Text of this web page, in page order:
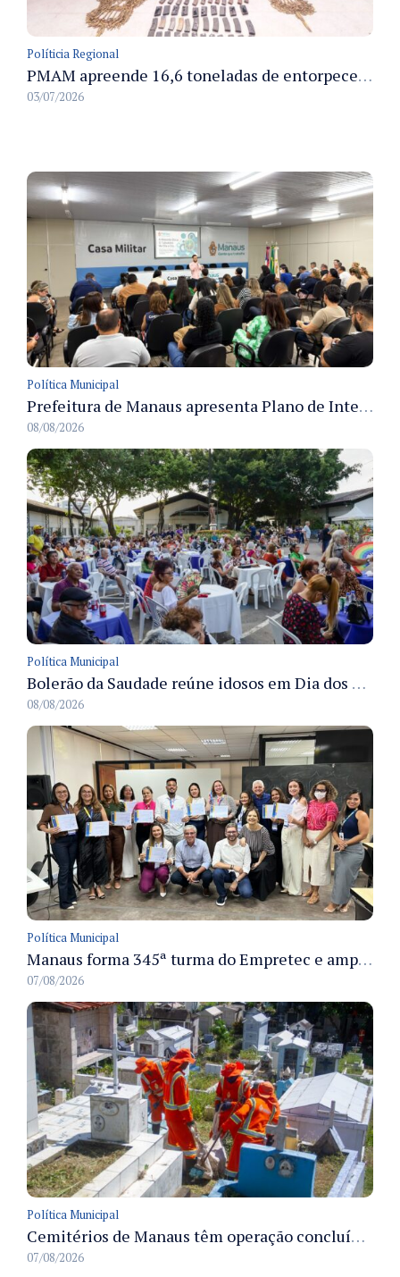
Políticia Regional
PMAM apreende 16,6 toneladas de entorpecentes e registra aumento nas prisões em flagrante e nas capturas de foragidos no primeiro semestre de 2026
03/07/2026
Política Municipal
Prefeitura de Manaus apresenta Plano de Integridade da CGM e qualifica servidores para governança e conformidade no biênio 2027-2028
08/08/2026
Política Municipal
Bolerão da Saudade reúne idosos em Dia dos Pais promovido pela Fundação Dr. Thomas em Manaus
08/08/2026
Política Municipal
Manaus forma 345ª turma do Empretec e amplia qualificação de empreendedores na cidade
07/08/2026
Política Municipal
Cemitérios de Manaus têm operação concluída e estrutura pronta para receber famílias no Dia dos Pais
07/08/2026